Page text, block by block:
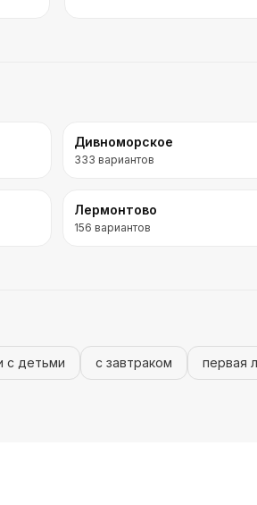
Дивноморское
333 вариантов
Лермонтово
156 вариантов
с детьми с завтраком первая